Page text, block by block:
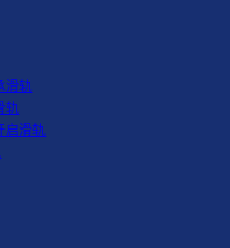
滑轨
轨
启滑轨